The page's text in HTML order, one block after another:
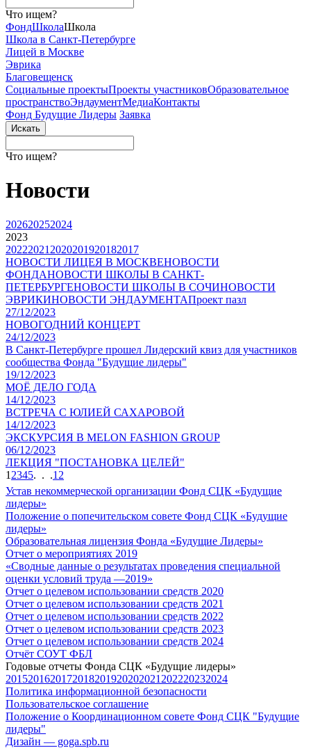
Что ищем?
ФондШколаШкола
Школа в Санкт-Петербурге
Лицей в Москве
Эврика
Благовещенск
Социальные проектыПроекты участниковОбразовательное
пространствоЭндаументМедиаКонтакты
Фонд Будущие Лидеры Заявка
Что ищем?
Новости
202620252024
2023
20222021 2020201920182017
НОВОСТИ ЛИЦЕЯ В МОСКВЕНОВОСТИ
ФОНДАНОВОСТИ ШКОЛЫ В САНКТ-
ПЕТЕРБУРГЕНОВОСТИ ШКОЛЫ В СОЧИНОВОСТИ
ЭВРИКИНОВОСТИ ЭНДАУМЕНТАПроект пазл
27/12/2023
НОВОГОДНИЙ КОНЦЕРТ
24/12/2023
В Санкт-Петербурге прошел Лидерский квиз для участников
сообщества Фонда "Будущие лидеры"
19/12/2023
МОЁ ДЕЛО ГОДА
14/12/2023
ВСТРЕЧА С ЮЛИЕЙ САХАРОВОЙ
14/12/2023
ЭКСКУРСИЯ В MELON FASHION GROUP
06/12/2023
ЛЕКЦИЯ "ПОСТАНОВКА ЦЕЛЕЙ"
1 2345. . .12
Устав некоммерческой организации Фонд СЦК «Будущие
лидеры»
Положение о попечительском совете Фонд СЦК «Будущие
лидеры»
Образовательная лицензия Фонда «Будущие Лидеры»
Отчет о мероприятиях 2019
«Cводные данные о результатах проведения специальной
оценки условий труда —2019»
Отчет о целевом использовании средств 2020
Отчет о целевом использовании средств 2021
Отчет о целевом использовании средств 2022
Отчет о целевом использовании средств 2023
Отчет о целевом использовании средств 2024
Отчёт СОУТ ФБЛ
Годовые отчеты Фонда СЦК «Будущие лидеры»
2015201620172018201920202021 202220232024
Политика информационной безопасности
Пользовательское соглашение
Положение о Координационном совете Фонд СЦК "Будущие
лидеры"
Дизайн — goga.spb.ru